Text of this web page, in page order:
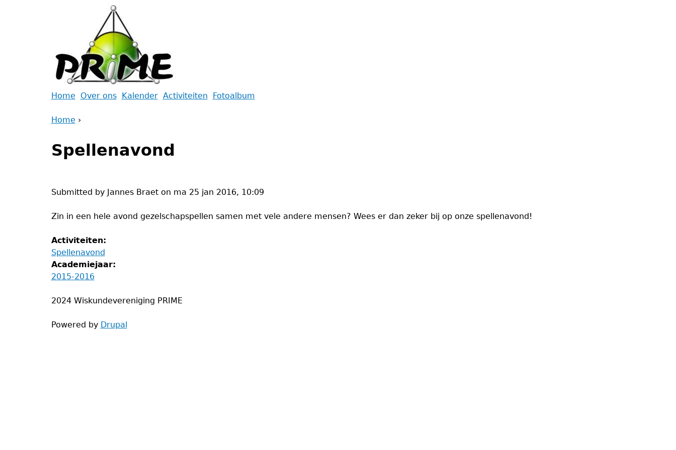
are
Home ›
to
top
Spellenavond
Submitted by Jannes Braeton ma 25 jan 2016, 10:09
Zin in een hele avond gezelschapspellen samen met vele andere mensen? Wees er dan zeker bij op onze spellenavond!
Activiteiten:
Spellenavond
Academiejaar:
2015-2016
Back
top
Home Over ons Kalender Activiteiten Fotoalbum
2024 Wiskundevereniging PRIME
Powered by Drupal